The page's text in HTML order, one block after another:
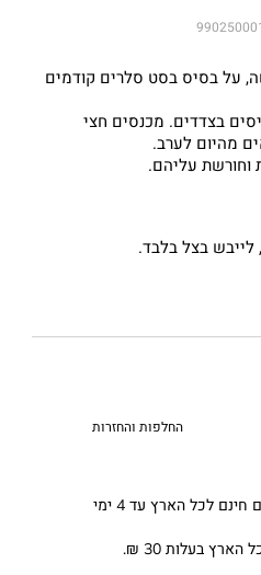
על בסיס בסט סלרים קודמים
בצדדים. מכנסים חצי
מהיום לערב.
עליהם.
החלפות והחזרות
בקניה מעל 499 ₪ – משלוחים חינם לכל הארץ עד 4 ימי